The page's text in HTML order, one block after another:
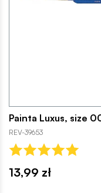
Painta Luxus, size
REV-39653
13,99 zł